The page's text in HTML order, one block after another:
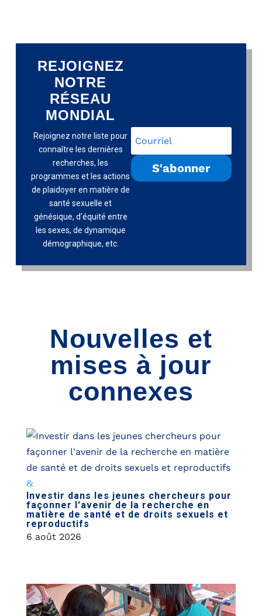
REJOIGNEZ
NOTRE
RÉSEAU
MONDIAL
Rejoignez notre liste pour
connaître les dernières
recherches, les
programmes et les actions
de plaidoyer en matière de
santé sexuelle et
génésique, d'équité entre
les sexes, de dynamique
démographique, etc.
S'abonner
Nouvelles et
mises à jour
connexes
Investir dans les jeunes chercheurs pour
façonner l'avenir de la recherche en
matière de santé et de droits sexuels et
reproductifs
6 août 2026